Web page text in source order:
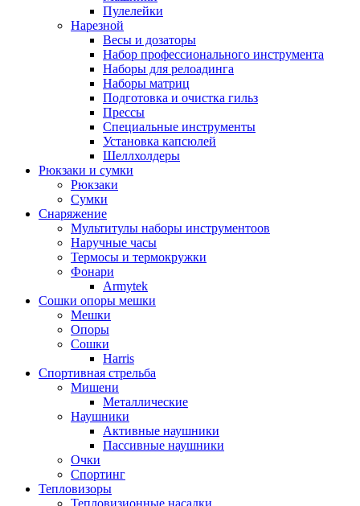
Пулелейки
Нарезной
Весы и дозаторы
Набор профессионального инструмента
Наборы для релоадинга
Наборы матриц
Подготовка и очистка гильз
Прессы
Специальные инструменты
Установка капсюлей
Шеллхолдеры
Рюкзаки и сумки
Рюкзаки
Сумки
Снаряжение
Мультитулы наборы инструментоов
Наручные часы
Термосы и термокружки
Фонари
Armytek
Сошки опоры мешки
Мешки
Опоры
Сошки
Harris
Спортивная стрельба
Мишени
Металлические
Наушники
Активные наушники
Пассивные наушники
Очки
Спортинг
Тепловизоры
Тепловизионные насадки